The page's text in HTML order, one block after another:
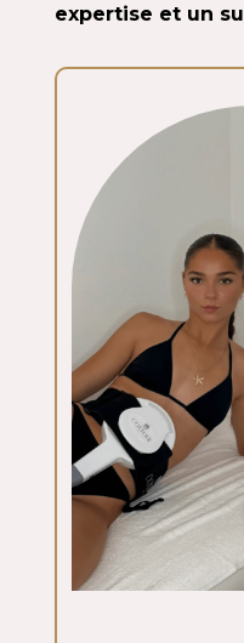
expertise et un